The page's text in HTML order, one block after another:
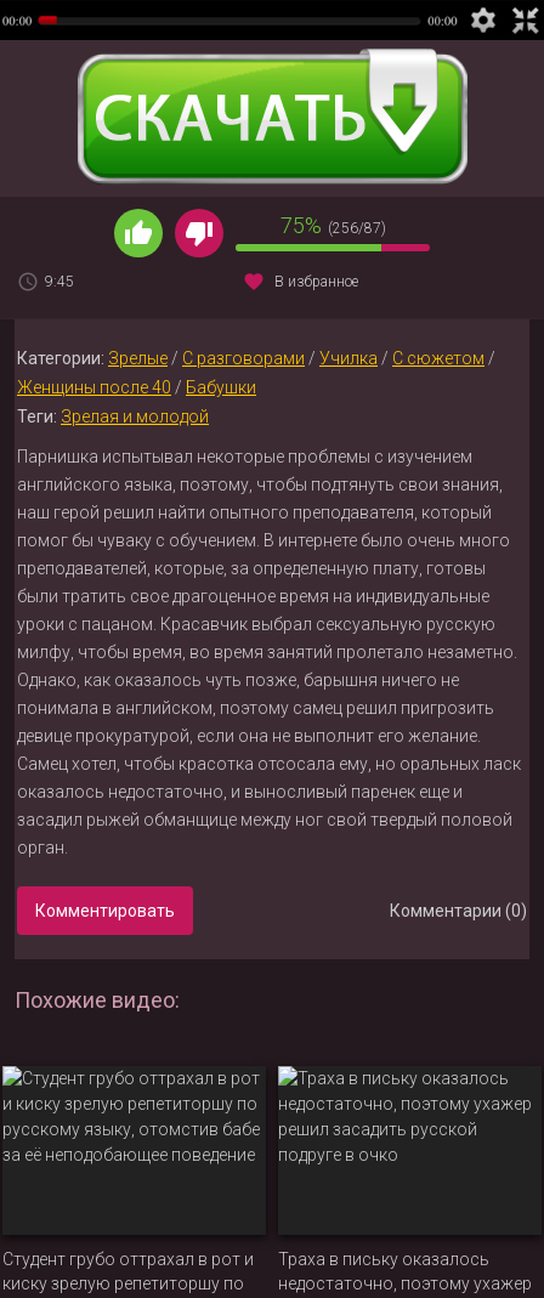
75% (256/87)
9:45 В избранное
Категории: Зрелые/ С разговорами / Училка / С сюжетом /
Женщины после 40 / Бабушки
Теги: Зрелая и молодой
Парнишка испытывал некоторые проблемы с изучением
английского языка, поэтому, чтобы подтянуть свои знания,
наш герой решил найти опытного преподавателя, который
помог бы чуваку с обучением. В интернете было очень много
преподавателей, которые, за определенную плату, готовы
были тратить свое драгоценное время на индивидуальные
уроки с пацаном. Красавчик выбрал сексуальную русскую
милфу, чтобы время, во время занятий пролетало незаметно.
Однако, как оказалось чуть позже, барышня ничего не
понимала в английском, поэтому самец решил пригрозить
девице прокуратурой, если она не выполнит его желание.
Самец хотел, чтобы красотка отсосала ему, но оральных ласк
оказалось недостаточно, и выносливый паренек еще и
засадил рыжей обманщице между ног свой твердый половой
орган.
Комментировать Комментарии (0)
Похожие видео:
Студент грубо оттрахал в рот и
киску зрелую репетиторшу по
Траха в письку оказалось
недостаточно, поэтому ухажер